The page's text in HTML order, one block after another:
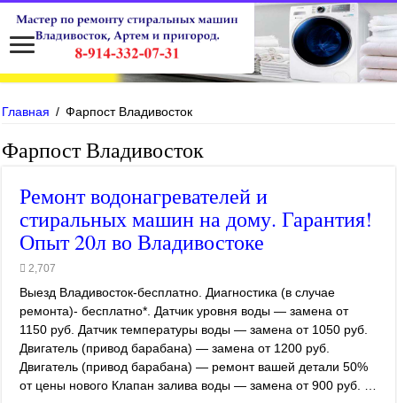
Главная / Фарпост Владивосток
Фарпост Владивосток
Ремонт водонагревателей и
стиральных машин на дому. Гарантия!
Опыт 20л во Владивостоке
2,707
Выезд Владивосток-бесплатно. Диагностика (в случае
ремонта)- бесплатно*. Датчик уровня воды — замена от
1150 руб. Датчик температуры воды — замена от 1050 руб.
Двигатель (привод барабана) — замена от 1200 руб.
Двигатель (привод барабана) — ремонт вашей детали 50%
от цены нового Клапан залива воды — замена от 900 руб. …